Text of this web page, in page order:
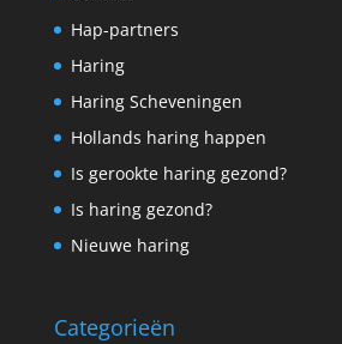
Hap-partners
Haring
Haring Scheveningen
Hollands haring happen
Is gerookte haring gezond?
Is haring gezond?
Nieuwe haring
Categorieën